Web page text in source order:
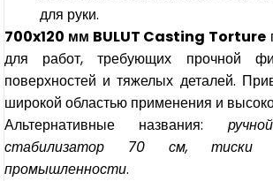
для руки.
700x120 мм BULUT Casting Torture
для работ, требующих прочной
поверхностей и тяжелых деталей.
широкой областью применения и
Альтернативные названия:
стабилизатор 70 см, тиски
промышленности.